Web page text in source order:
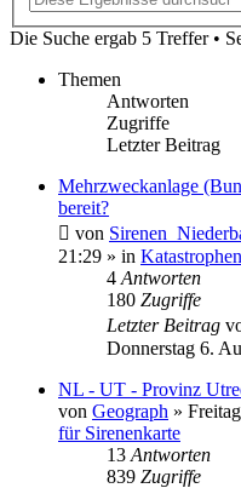
Die Suche ergab 5 Treffer •
Themen
Antworten
Zugriffe
Letzter Beitrag
Mehrzweckanlage
bereit?
von
21:29 » in
4 Antworten
180 Zugriffe
Letzter Beitrag
Donnerstag 6.
NL - UT - Provinz
von Geograph »
für Sirenenkarte
13 Antworten
839 Zugriffe